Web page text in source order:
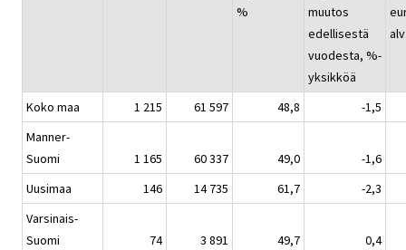
%
muutos
edellisestä
vuodesta, %-
yksikköä
Koko maa 1 215 61 597 48,8
-1,5
Manner-
Suomi
1 165 60 337 49,0
-1,6
Uusimaa
146 14 735 61,7
-2,3
Varsinais-
Suomi
74 3 891 49,7
0,4